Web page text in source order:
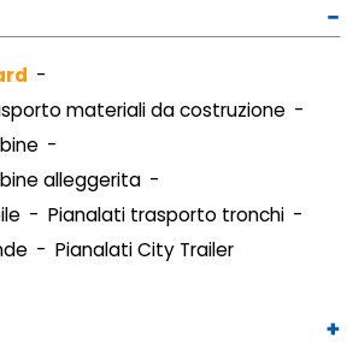
materiali da costruzione
alleggerita
Pianalati trasporto tronchi
Pianalati City Trailer